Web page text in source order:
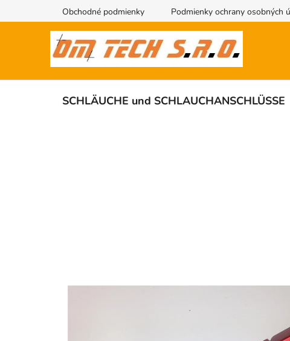
Inhalt
Obchodné podmienky Podmienky ochrany osobných
SCHLÄUCHE und SCHLAUCHANSCHLÜSSE